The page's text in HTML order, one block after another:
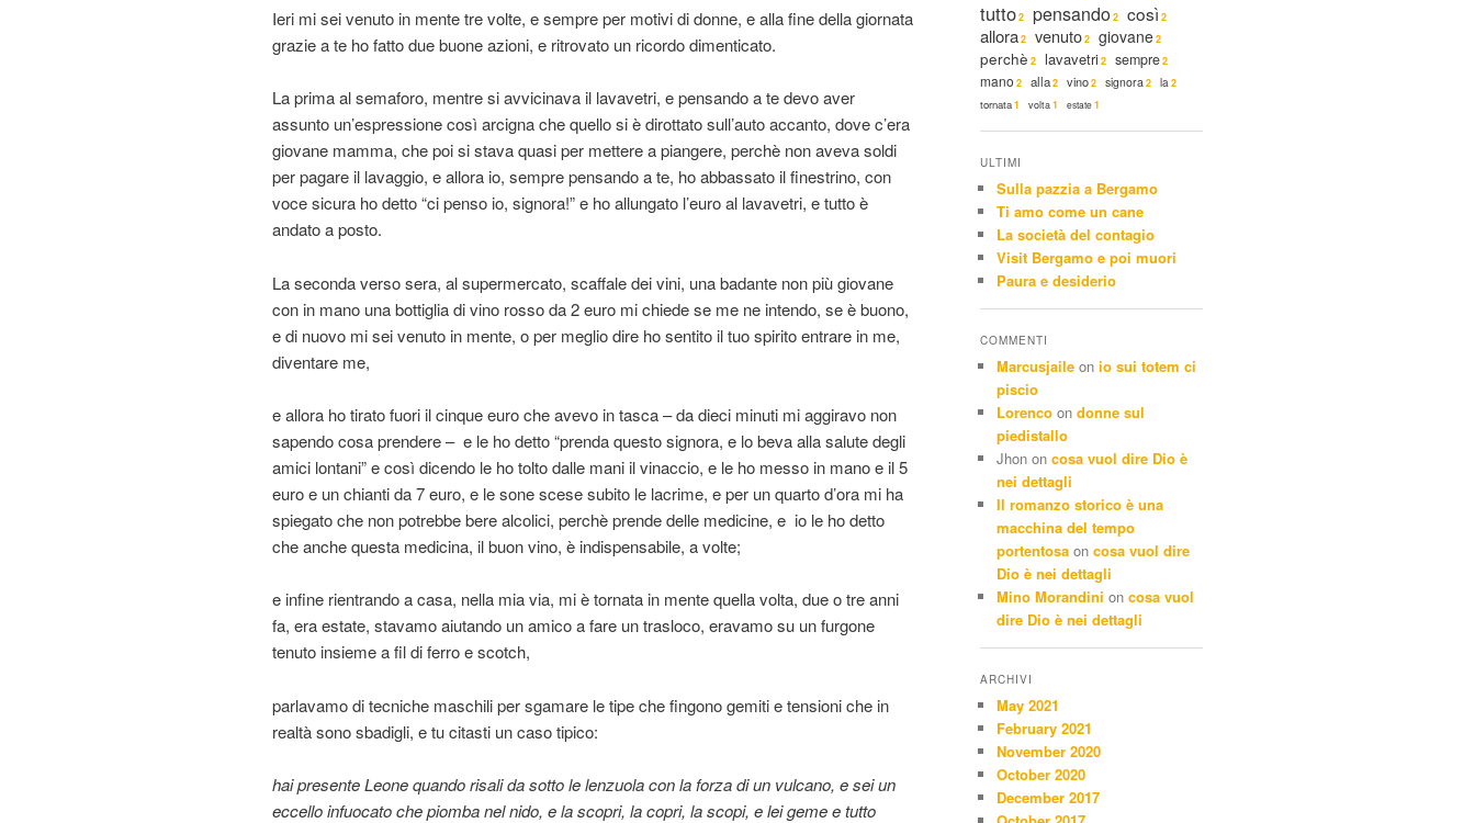
Ieri mi sei venuto in mente tre volte, e sempre per motivi di donne, e alla fine della giornata
grazie a te ho fatto due buone azioni, e ritrovato un ricordo dimenticato.
La prima al semaforo, mentre si avvicinava il lavavetri, e pensando a te devo aver
assunto un’espressione così arcigna che quello si è dirottato sull’auto accanto, dove c’era
giovane mamma, che poi si stava quasi per mettere a piangere, perchè non aveva soldi
per pagare il lavaggio, e allora io, sempre pensando a te, ho abbassato il finestrino, con
voce sicura ho detto “ci penso io, signora!” e ho allungato l’euro al lavavetri, e tutto è
andato a posto.
La seconda verso sera, al supermercato, scaffale dei vini, una badante non più giovane
con in mano una bottiglia di vino rosso da 2 euro mi chiede se me ne intendo, se è buono,
e di nuovo mi sei venuto in mente, o per meglio dire ho sentito il tuo spirito entrare in me,
diventare me,
e allora ho tirato fuori il cinque euro che avevo in tasca – da dieci minuti mi aggiravo non
sapendo cosa prendere – e le ho detto “prenda questo signora, e lo beva alla salute degli
amici lontani” e così dicendo le ho tolto dalle mani il vinaccio, e le ho messo in mano e il 5
euro e un chianti da 7 euro, e le sone scese subito le lacrime, e per un quarto d’ora mi ha
spiegato che non potrebbe bere alcolici, perchè prende delle medicine, e io le ho detto
che anche questa medicina, il buon vino, è indispensabile, a volte;
e infine rientrando a casa, nella mia via, mi è tornata in mente quella volta, due o tre anni
fa, era estate, stavamo aiutando un amico a fare un trasloco, eravamo su un furgone
tenuto insieme a fil di ferro e scotch,
parlavamo di tecniche maschili per sgamare le tipe che fingono gemiti e tensioni che in
realtà sono sbadigli, e tu citasti un caso tipico:
hai presente Leone quando risali da sotto le lenzuola con la forza di un vulcano, e sei un
eccello infuocato che piomba nel nido, e la scopri, la copri, la scopi, e lei geme e tutto
tutto2 pensando2 così 2
allora2 venuto2 giovane2
perchè 2 lavavetri2 sempre2
mano 2 alla2 vino2 signora2 la2
tornata1 volta1 estate1
ULTIMI
Sulla pazzia a Bergamo
Ti amo come un cane
La società del contagio
Visit Bergamo e poi muori
Paura e desiderio
COMMENTI
Marcusjaile on io sui totem ci
piscio
Lorenco on donne sul
piedistallo
Jhon on cosa vuol dire Dio è
nei dettagli
Il romanzo storico è una
macchina del tempo
portentosa on cosa vuol dire
Dio è nei dettagli
Mino Morandini on cosa vuol
dire Dio è nei dettagli
ARCHIVI
May 2021
February 2021
November 2020
October 2020
December 2017